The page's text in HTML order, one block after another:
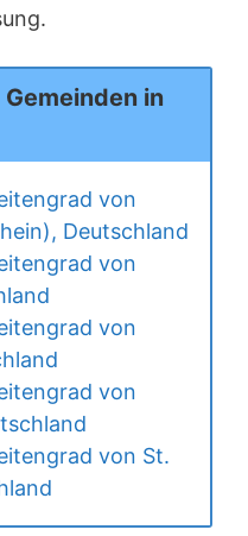
in
von
Deutschland
von
von
von
von St.